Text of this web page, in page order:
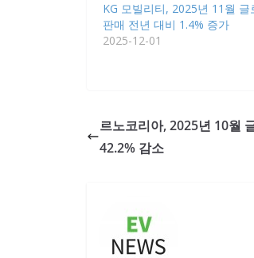
KG 모빌리티, 2025년 11월 글
판매 전년 대비 1.4% 증가
2025-12-01
르노코리아, 2025년 10월
42.2% 감소